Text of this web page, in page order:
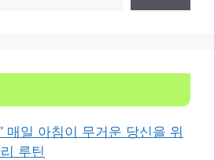
매일 아침이 무거운 당신을 위
루틴